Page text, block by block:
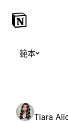
範本
Tiara